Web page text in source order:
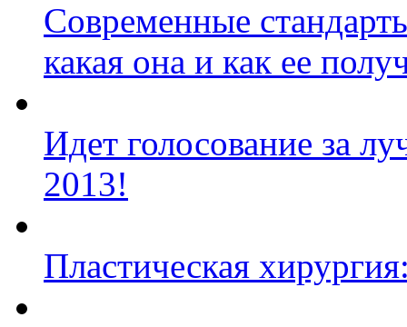
Современные
какая она и как ее
Идет голосование за
2013!
Пластическая